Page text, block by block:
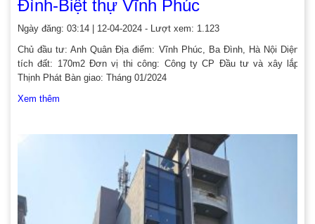
Đình-Biệt thự Vĩnh Phúc
Ngày đăng: 03:14 | 12-04-2024 - Lượt xem: 1.123
Chủ đầu tư: Anh Quân Địa điểm: Vĩnh Phúc, Ba Đình, Hà Nội Diện
tích đất: 170m2 Đơn vị thi công: Công ty CP Đầu tư và xây lắp
Thịnh Phát Bàn giao: Tháng 01/2024
Xem thêm